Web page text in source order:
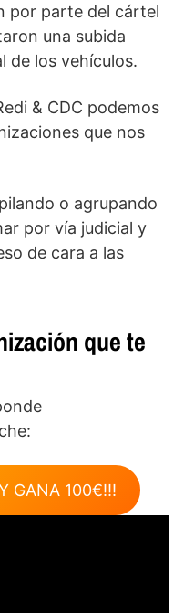
por parte del cártel
una subida
de los vehículos.
& CDC podemos
que nos
o agrupando
por vía judicial y
de cara a las
que te
GANA 100€!!!